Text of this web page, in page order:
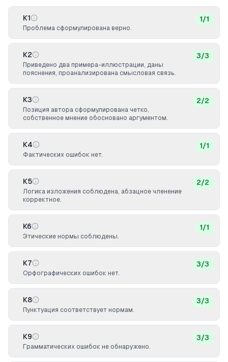
К1
Проблема сформулирована верно.
1/1
К2
Приведено два примера-иллюстрации, даны
пояснения, проанализирована смысловая связь.
3/3
К3
Позиция автора сформулирована четко,
собственное мнение обосновано аргументом.
2/2
К4
Фактических ошибок нет.
1/1
К5
Логика изложения соблюдена, абзацное членение
корректное.
2/2
К6
Этические нормы соблюдены.
1/1
К7
Орфографических ошибок нет.
3/3
К8
Пунктуация соответствует нормам.
3/3
К9
Грамматических ошибок не обнаружено.
3/3